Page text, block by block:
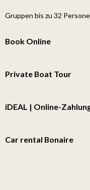
Gruppen bis zu 32
Book Online
Private Boat Tour
iDEAL | Online-
Car rental Bonaire